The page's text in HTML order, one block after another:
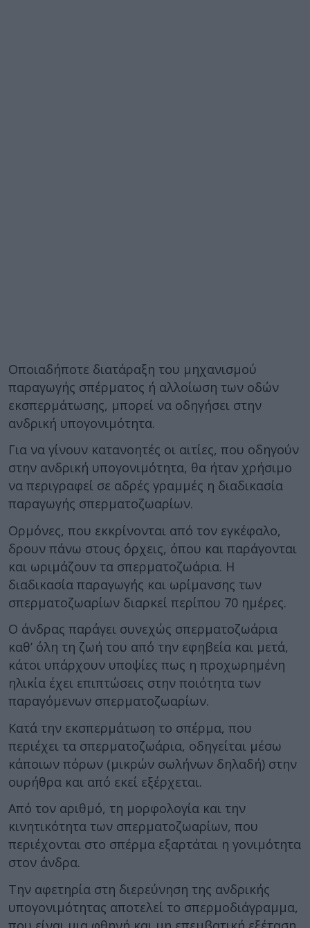
Οποιαδήποτε διατάραξη του μηχανισμού
παραγωγής σπέρματος ή αλλοίωση των οδών
εκσπερμάτωσης, μπορεί να οδηγήσει στην
ανδρική υπογονιμότητα.
Για να γίνουν κατανοητές οι αιτίες, που οδηγούν
στην ανδρική υπογονιμότητα, θα ήταν χρήσιμο
να περιγραφεί σε αδρές γραμμές η διαδικασία
παραγωγής σπερματοζωαρίων.
Ορμόνες, που εκκρίνονται από τον εγκέφαλο,
δρουν πάνω στους όρχεις, όπου και παράγονται
και ωριμάζουν τα σπερματοζωάρια. Η
διαδικασία παραγωγής και ωρίμανσης των
σπερματοζωαρίων διαρκεί περίπου 70 ημέρες.
Ο άνδρας παράγει συνεχώς σπερματοζωάρια
καθ’ όλη τη ζωή του από την εφηβεία και μετά,
κάτοι υπάρχουν υποψίες πως η προχωρημένη
ηλικία έχει επιπτώσεις στην ποιότητα των
παραγόμενων σπερματοζωαρίων.
Κατά την εκσπερμάτωση το σπέρμα, που
περιέχει τα σπερματοζωάρια, οδηγείται μέσω
κάποιων πόρων (μικρών σωλήνων δηλαδή) στην
ουρήθρα και από εκεί εξέρχεται.
Από τον αριθμό, τη μορφολογία και την
κινητικότητα των σπερματοζωαρίων, που
περιέχονται στο σπέρμα εξαρτάται η γονιμότητα
στον άνδρα.
Την αφετηρία στη διερεύνηση της ανδρικής
υπογονιμότητας αποτελεί το σπερμοδιάγραμμα,